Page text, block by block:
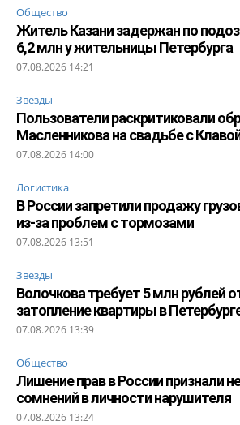
Общество
Житель Казани задержан по
6,2 млн у жительницы Петербурга
07.08.2026 14:21
Звезды
Пользователи раскритиковали
Масленникова на свадьбе с
07.08.2026 14:00
Логистика
В России запретили продажу
из-за проблем с тормозами
07.08.2026 13:51
Звезды
Волочкова требует 5 млн рублей
затопление квартиры в
07.08.2026 13:39
Общество
Лишение прав в России признали
сомнений в личности нарушителя
07.08.2026 13:24